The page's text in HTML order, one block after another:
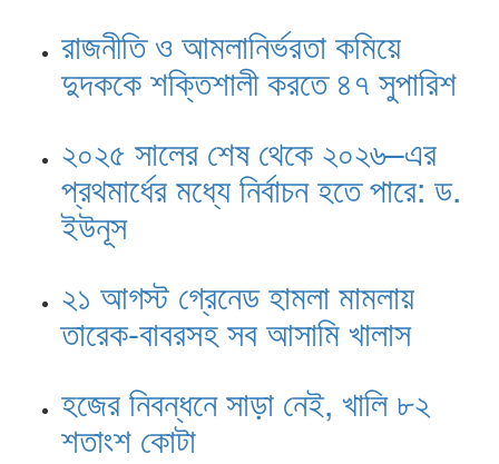
রাজনীতি ও আমলানির্ভরতা কমিয়ে
দুদককে শক্তিশালী করতে ৪৭ সুপারিশ
২০২৫ সালের শেষ থেকে ২০২৬–এর
প্রথমার্ধের মধ্যে নির্বাচন হতে পারে: ড.
ইউনূস
২১ আগস্ট গ্রেনেড হামলা মামলায়
তারেক-বাবরসহ সব আসামি খালাস
হজের নিবন্ধনে সাড়া নেই, খালি ৮২
শতাংশ কোটা